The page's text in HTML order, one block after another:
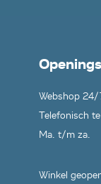
Webshop
Telefonisch
Ma. t/m za.
Winkel